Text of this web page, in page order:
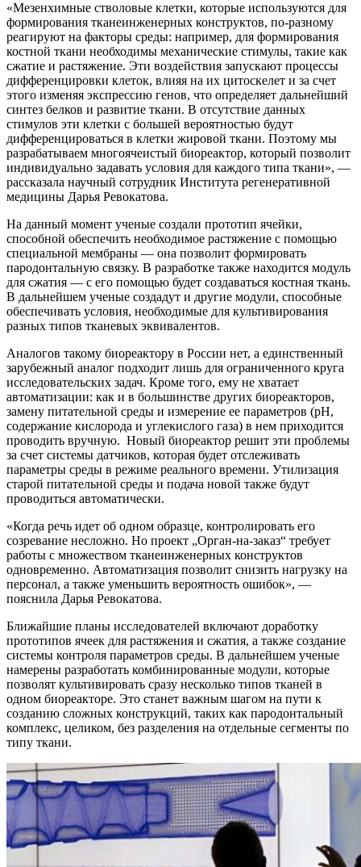
«Мезенхимные стволовые клетки, которые используются для
формирования тканеинженерных конструктов, по-разному
реагируют на факторы среды: например, для формирования
костной ткани необходимы механические стимулы, такие как
сжатие и растяжение. Эти воздействия запускают процессы
дифференцировки клеток, влияя на их цитоскелет и за счет
этого изменяя экспрессию генов, что определяет дальнейший
синтез белков и развитие ткани. В отсутствие данных
стимулов эти клетки с большей вероятностью будут
дифференцироваться в клетки жировой ткани. Поэтому мы
разрабатываем многоячеистый биореактор, который позволит
индивидуально задавать условия для каждого типа ткани», —
рассказала научный сотрудник Института регенеративной
медицины Дарья Ревокатова.
На данный момент ученые создали прототип ячейки,
способной обеспечить необходимое растяжение с помощью
специальной мембраны — она позволит формировать
пародонтальную связку. В разработке также находится модуль
для сжатия — с его помощью будет создаваться костная ткань.
В дальнейшем ученые создадут и другие модули, способные
обеспечивать условия, необходимые для культивирования
разных типов тканевых эквивалентов.
Аналогов такому биореактору в России нет, а единственный
зарубежный аналог подходит лишь для ограниченного круга
исследовательских задач. Кроме того, ему не хватает
автоматизации: как и в большинстве других биореакторов,
замену питательной среды и измерение ее параметров (pH,
содержание кислорода и углекислого газа) в нем приходится
проводить вручную. Новый биореактор решит эти проблемы
за счет системы датчиков, которая будет отслеживать
параметры среды в режиме реального времени. Утилизация
старой питательной среды и подача новой также будут
проводиться автоматически.
«Когда речь идет об одном образце, контролировать его
созревание несложно. Но проект „Орган-на-заказ“ требует
работы с множеством тканеинженерных конструктов
одновременно. Автоматизация позволит снизить нагрузку на
персонал, а также уменьшить вероятность ошибок», —
пояснила Дарья Ревокатова.
Ближайшие планы исследователей включают доработку
прототипов ячеек для растяжения и сжатия, а также создание
системы контроля параметров среды. В дальнейшем ученые
намерены разработать комбинированные модули, которые
позволят культивировать сразу несколько типов тканей в
одном биореакторе. Это станет важным шагом на пути к
созданию сложных конструкций, таких как пародонтальный
комплекс, целиком, без разделения на отдельные сегменты по
типу ткани.